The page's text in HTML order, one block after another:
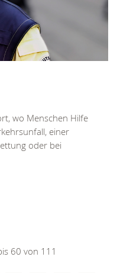
wo Menschen Hilfe
einer
oder bei
60 von 111